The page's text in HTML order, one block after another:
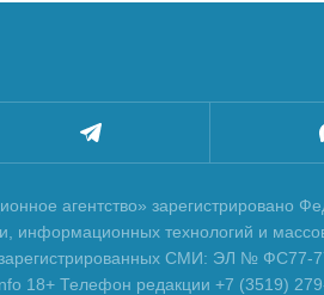
агентство» зарегистрировано
информационных технологий и
зарегистрированных СМИ: ЭЛ № ФС77-
18+ Телефон редакции +7 (3519)